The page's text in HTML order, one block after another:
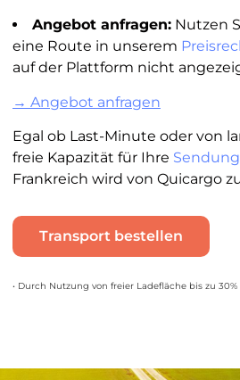
Angebot anfragen:Nutzen
eine Route in unserem
auf der Plattform nicht
→ Angebot anfragen
Egal ob Last-Minute oder von
freie Kapazität für Ihre Sendung
Frankreich wird von Quicargo
Transport bestellen
• Durch Nutzung von freier Ladefläche bis zu 30%